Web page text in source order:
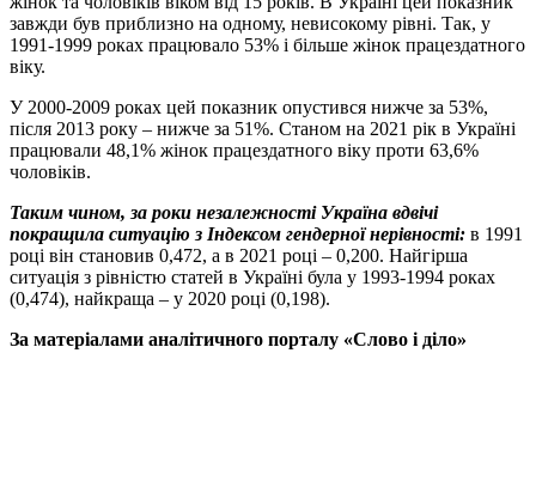
завжди був приблизно на одному, невисокому рівні. Так, у
1991-1999 роках працювало 53% і більше жінок працездатного
віку.
У 2000-2009 роках цей показник опустився нижче за 53%,
після 2013 року – нижче за 51%. Станом на 2021 рік в Україні
працювали 48,1% жінок працездатного віку проти 63,6%
чоловіків.
Таким чином, за роки незалежності Україна вдвічі
покращила ситуацію з Індексом гендерної нерівності: в 1991
році він становив 0,472, а в 2021 році – 0,200. Найгірша
ситуація з рівністю статей в Україні була у 1993-1994 роках
(0,474), найкраща – у 2020 році (0,198).
За матеріалами аналітичного порталу «Слово і діло»